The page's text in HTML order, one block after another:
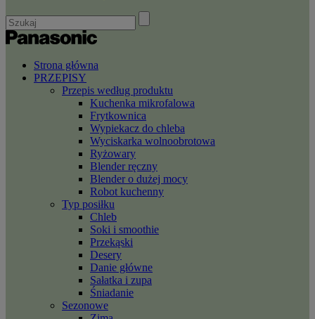
Strona główna
PRZEPISY
Przepis według produktu
Kuchenka mikrofalowa
Frytkownica
Wypiekacz do chleba
Wyciskarka wolnoobrotowa
Ryżowary
Blender ręczny
Blender o dużej mocy
Robot kuchenny
Typ posiłku
Chleb
Soki i smoothie
Przekąski
Desery
Danie główne
Sałatka i zupa
Śniadanie
Sezonowe